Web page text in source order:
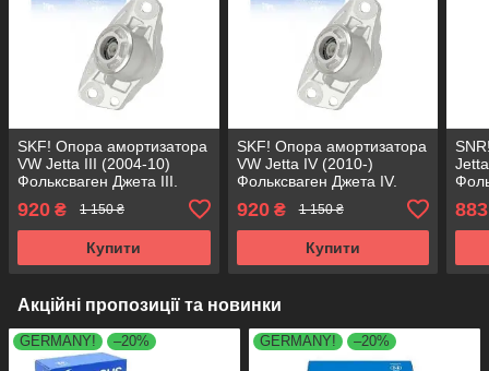
SKF! Опора амортизатора
VW Jetta III (2004-10)
Фольксваген Джета III.
Задня. Кругла. SM9709 ,
802382 , KB957.09 ,
VKDA40127
920 ₴ 1 150 ₴
Купити
SKF! Опора амортизатора
VW Jetta IV (2010-)
Фольксваген Джета IV.
Задня. Кругла. SM9709 ,
802382 , KB957.09 ,
VKDA40127
920₴ 1 150 ₴
Купити
883
Акційні пропозиції та новинки
GERMANY! –20% GERMANY! –20%